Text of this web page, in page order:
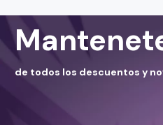
de todos los descuentos y